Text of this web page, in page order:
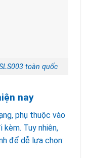
toàn quốc
nay
phụ thuộc vào
Tuy nhiên,
để dễ lựa chọn: